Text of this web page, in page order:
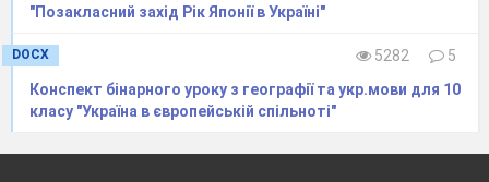
східних і південних
Шановні учні! Щоб гарно скласти тестову
самостійну роботу потрібно опрацювати § з
завдань-24. На вибір 1 правильної відповіді.
"Позакласний захід Рік Японії в Україні"
DOCX 5282
5
Конспект бінарного уроку з географії та укр.мови для 10
класу "Україна в європейській спільноті"